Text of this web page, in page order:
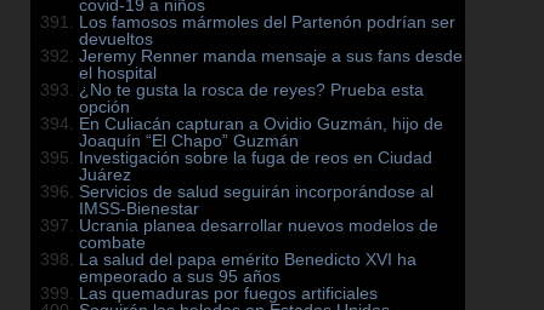
covid-19 a niños
Los famosos mármoles del Partenón podrían ser
devueltos
Jeremy Renner manda mensaje a sus fans desde
el hospital
¿No te gusta la rosca de reyes? Prueba esta
opción
En Culiacán capturan a Ovidio Guzmán, hijo de
Joaquín “El Chapo” Guzmán
Investigación sobre la fuga de reos en Ciudad
Juárez
Servicios de salud seguirán incorporándose al
IMSS-Bienestar
Ucrania planea desarrollar nuevos modelos de
combate
La salud del papa emérito Benedicto XVI ha
empeorado a sus 95 años
Las quemaduras por fuegos artificiales